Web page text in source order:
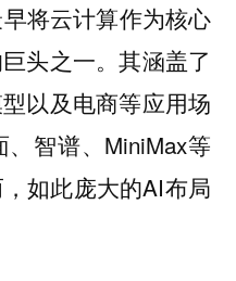
将云计算作为核心
头之一。其涵盖了
以及电商等应用场
智谱、MiniMax等
如此庞大的AI布局